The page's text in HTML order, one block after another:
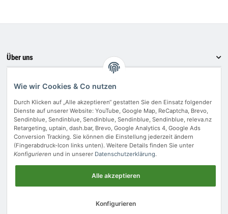
Über uns
Zahlungsmethoden
Vertrag widerrufen
* Alle Preise inkl. gesetzlicher USt..
Wie wir Cookies & Co nutzen
Durch Klicken auf „Alle akzeptieren“ gestatten Sie den Einsatz folgender
Dienste auf unserer Website: YouTube, Google Map, ReCaptcha, Brevo,
Sendinblue, Sendinblue, Sendinblue, Sendinblue, Sendinblue, releva.nz
Retargeting, uptain, dash.bar, Brevo, Google Analytics 4, Google Ads
Conversion Tracking. Sie können die Einstellung jederzeit ändern
(Fingerabdruck-Icon links unten). Weitere Details finden Sie unter
Konfigurieren und in unserer Datenschutzerklärung.
Alle akzeptieren
Konfigurieren